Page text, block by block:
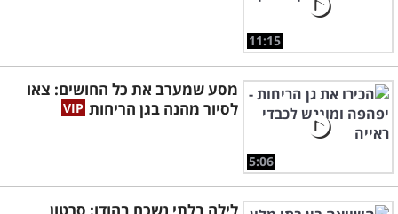
11:15
5:06
מסע שמערב את כל החושים: צאו
לסיור מהנה בגן הריחות